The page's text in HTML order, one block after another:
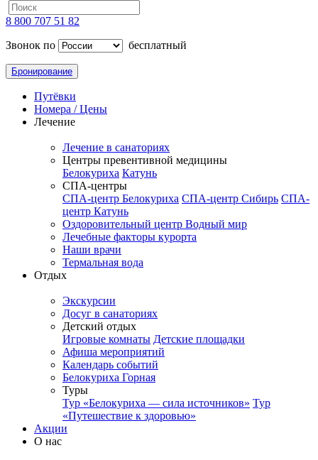
8 800 707 51 82
Звонок по
бесплатный
Бронирование
Путёвки
Номера / Цены
Лечение
Лечение в санаториях
Центры превентивной медицины
Белокуриха Катунь
СПА-центры
СПА-центр Белокуриха СПА-центр Сибирь СПА-
центр Катунь
Оздоровительный центр Водный мир
Лечебные факторы курорта
Наши врачи
Термальная вода
Отдых
Экскурсии
Досуг в санаториях
Детский отдых
Игровые комнаты Детские площадки
Афиша мероприятий
Календарь событий
Белокуриха Горная
Туры
Тур «Белокуриха — сила источников» Тур
«Путешествие к здоровью»
Акции
О нас